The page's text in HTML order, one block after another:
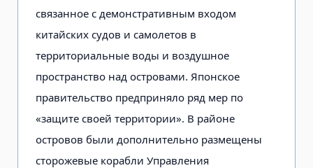
связанное с демонстративным входом
китайских судов и самолетов в
территориальные воды и воздушное
пространство над островами. Японское
правительство предприняло ряд мер по
«защите своей территории». В районе
островов были дополнительно размещены
сторожевые корабли Управления